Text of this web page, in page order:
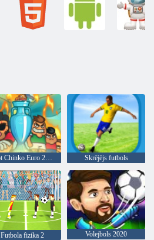
Foot Chinko Euro 2016 Skrējējs futbols
Futbola fizika 2 Volejbols 2020